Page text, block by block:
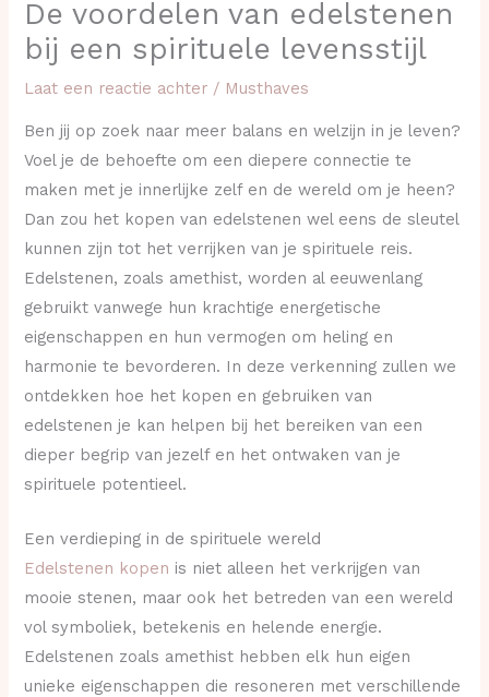
De voordelen van edelstenen
bij een spirituele levensstijl
Laat een reactie achter / Musthaves
Ben jij op zoek naar meer balans en welzijn in je leven?
Voel je de behoefte om een diepere connectie te
maken met je innerlijke zelf en de wereld om je heen?
Dan zou het kopen van edelstenen wel eens de sleutel
kunnen zijn tot het verrijken van je spirituele reis.
Edelstenen, zoals amethist, worden al eeuwenlang
gebruikt vanwege hun krachtige energetische
eigenschappen en hun vermogen om heling en
harmonie te bevorderen. In deze verkenning zullen we
ontdekken hoe het kopen en gebruiken van
edelstenen je kan helpen bij het bereiken van een
dieper begrip van jezelf en het ontwaken van je
spirituele potentieel.
Een verdieping in de spirituele wereld
Edelstenen kopen is niet alleen het verkrijgen van
mooie stenen, maar ook het betreden van een wereld
vol symboliek, betekenis en helende energie.
Edelstenen zoals amethist hebben elk hun eigen
unieke eigenschappen die resoneren met verschillende